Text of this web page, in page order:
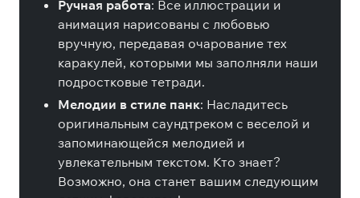
Ручная работа: Все иллюстрации и
анимация нарисованы с любовью
вручную, передавая очарование тех
каракулей, которыми мы заполняли наши
подростковые тетради.
Мелодии в стиле панк: Насладитесь
оригинальным саундтреком с веселой и
запоминающейся мелодией и
увлекательным текстом. Кто знает?
Возможно, она станет вашим следующим